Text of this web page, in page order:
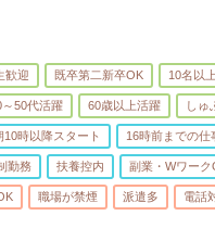
歓迎 既卒第二新卒OK 10名以
～50代活躍 60歳以上活躍 しゅ
10時以降スタート 16時前までの仕
勤務 扶養控内 副業・Wワーク
職場が禁煙 派遣多 電話